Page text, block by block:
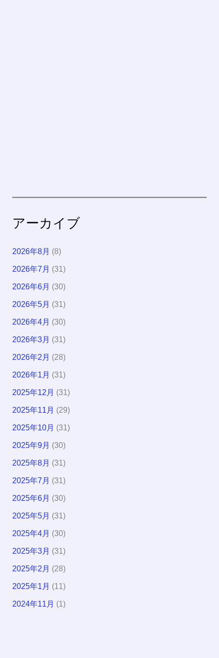
アーカイブ
2026年8月 (8)
2026年7月 (31)
2026年6月 (30)
2026年5月 (31)
2026年4月 (30)
2026年3月 (31)
2026年2月 (28)
2026年1月 (31)
2025年12月 (31)
2025年11月 (29)
2025年10月 (31)
2025年9月 (30)
2025年8月 (31)
2025年7月 (31)
2025年6月 (30)
2025年5月 (31)
2025年4月 (30)
2025年3月 (31)
2025年2月 (28)
2025年1月 (11)
2024年11月 (1)